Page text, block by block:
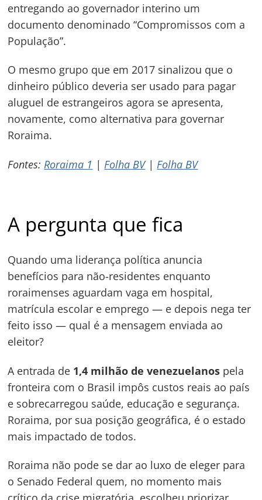
entregando ao governador interino um
documento denominado “Compromissos com a
População”.
O mesmo grupo que em 2017 sinalizou que o
dinheiro público deveria ser usado para pagar
aluguel de estrangeiros agora se apresenta,
novamente, como alternativa para governar
Roraima.
Fontes: Roraima 1 | Folha BV| Folha BV
A pergunta que fica
Quando uma liderança política anuncia
benefícios para não-residentes enquanto
roraimenses aguardam vaga em hospital,
matrícula escolar e emprego — e depois nega ter
feito isso — qual é a mensagem enviada ao
eleitor?
A entrada de 1,4 milhão de venezuelanos pela
fronteira com o Brasil impôs custos reais ao país
e sobrecarregou saúde, educação e segurança.
Roraima, por sua posição geográfica, é o estado
mais impactado de todos.
Roraima não pode se dar ao luxo de eleger para
o Senado Federal quem, no momento mais